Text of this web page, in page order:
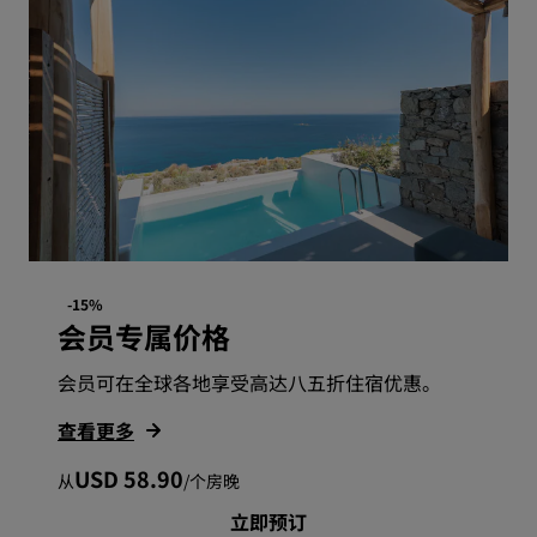
-15%
会员专属价格
会员可在全球各地享受高达八五折住宿优惠。
查看更多
从USD 58.90/个房晚
立即预订